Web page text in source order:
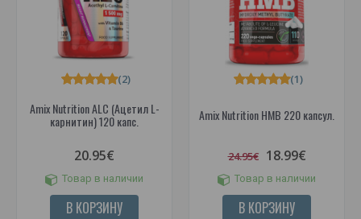
Amix Nutrition ALC (Ацетил L-
карнитин) 120 капс.
(2)
20.95€
Товар в наличии
В КОРЗИНУ
Amix Nutrition HMB 220 капсул.
(1)
24.95€ 18.99€
Товар в наличии
В КОРЗИНУ